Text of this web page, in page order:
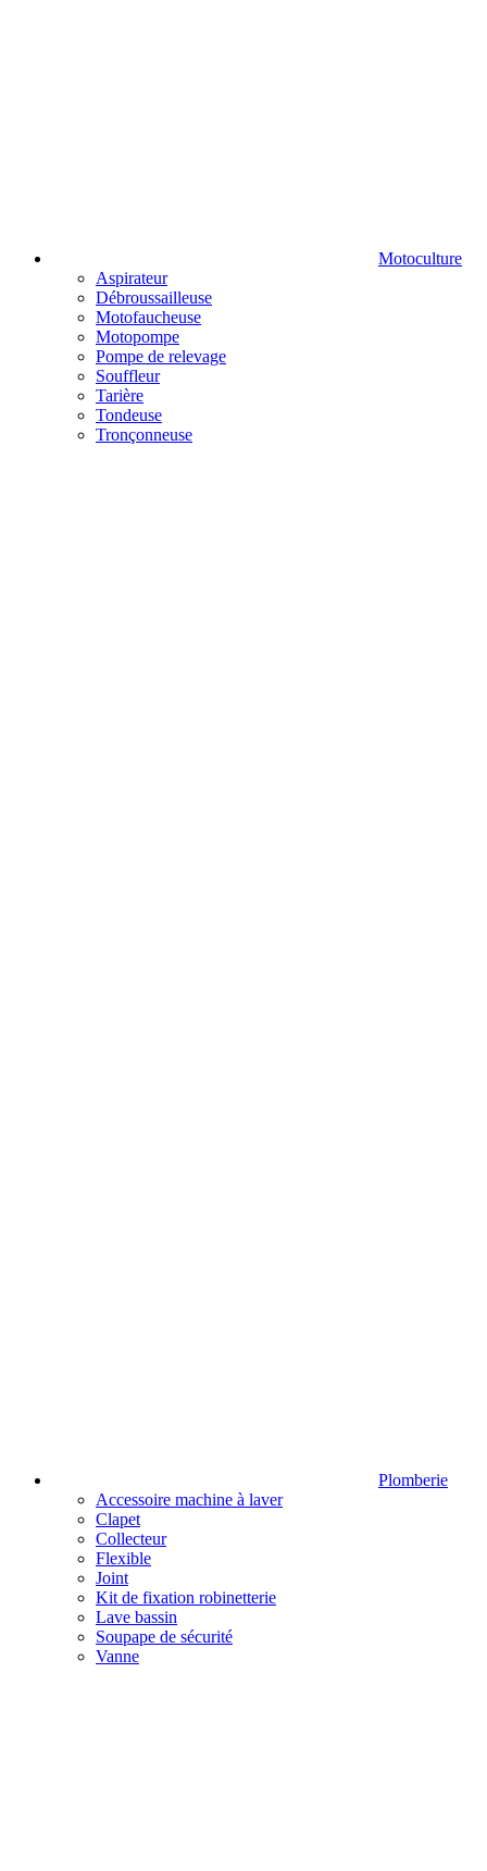
Motoculture
Aspirateur
Débroussailleuse
Motofaucheuse
Motopompe
Pompe de relevage
Souffleur
Tarière
Tondeuse
Tronçonneuse
Plomberie
Accessoire machine à laver
Clapet
Collecteur
Flexible
Joint
Kit de fixation robinetterie
Lave bassin
Soupape de sécurité
Vanne